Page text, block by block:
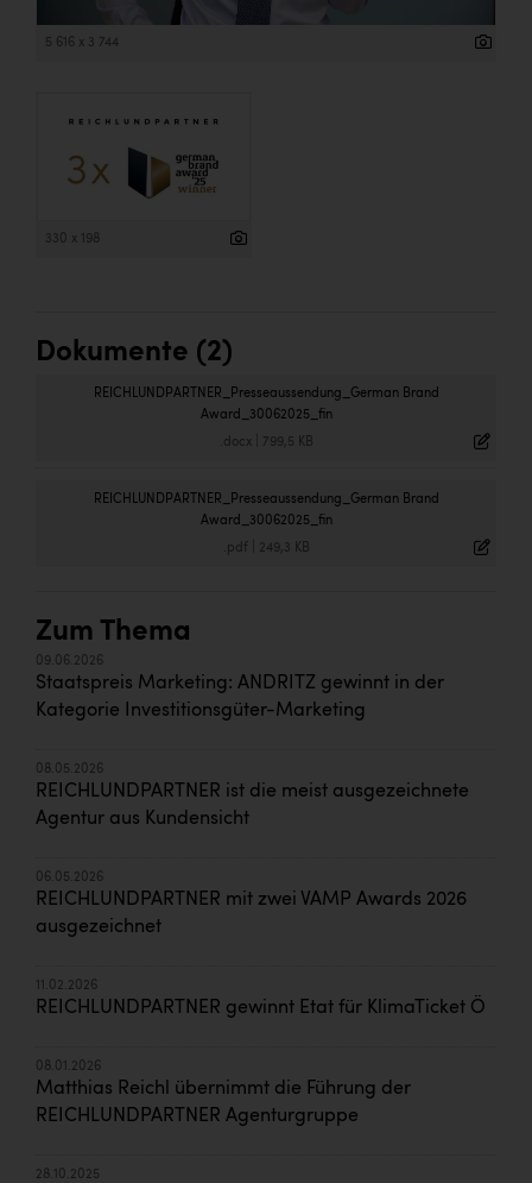
Dopgas
5 616 x 3 744
330 x 198
Dokumente (2)
REICHLUNDPARTNER_Presseaussendung_German Brand
Award_30062025_fin
.docx| 799,5 KB
REICHLUNDPARTNER_Presseaussendung_German Brand
Award_30062025_fin
.pdf 249,3 KB
Zum Thema
09.06.2026
Staatspreis Marketing: ANDRITZ gewinnt in der
Kategorie Investitionsgüter-Marketing
08.05.2026
REICHLUNDPARTNER ist die meist ausgezeichnete
Agentur aus Kundensicht
06.05.2026
REICHLUNDPARTNER mit zwei VAMP Awards 2026
ausgezeichnet
11.02.2026
REICHLUNDPARTNER gewinnt Etat für KlimaTicket Ö
08.01.2026
Matthias Reichl übernimmt die Führung der
REICHLUNDPARTNER Agenturgruppe
28.10.2025